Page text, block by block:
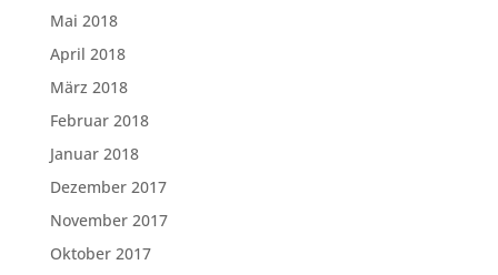
Mai 2018
April 2018
März 2018
Februar 2018
Januar 2018
Dezember 2017
November 2017
Oktober 2017